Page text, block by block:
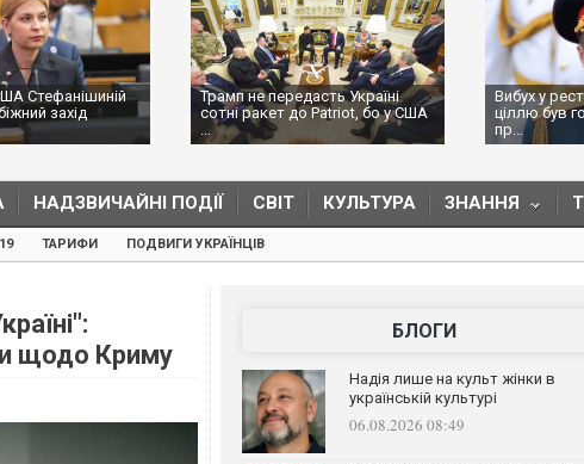
Стефанішиній
захід
Трамп не передасть Україні
сотні ракет до Patriot, бо у США
...
Вибух у
ціллю був
пр...
НАДЗВИЧАЙНІ ПОДІЇ СВІТ КУЛЬТУРА ЗНАННЯ
ТАРИФИ ПОДВИГИ УКРАЇНЦІВ
щодо Криму
БЛОГИ
Надія лише на культ жінки в
українській культурі
06.08.2026 08:49